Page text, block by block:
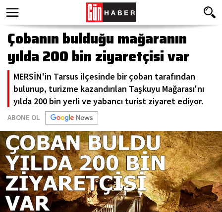
Çobanın bulduğu mağaranın
yılda 200 bin ziyaretçisi var
MERSİN'in Tarsus ilçesinde bir çoban tarafından
bulunup, turizme kazandırılan Taşkuyu Mağarası'nı
yılda 200 bin yerli ve yabancı turist ziyaret ediyor.
ABONE OL